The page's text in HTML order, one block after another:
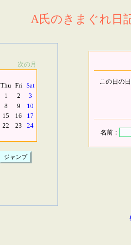
A氏のきまぐれ日
次の月
Thu Fri Sat
1
2
3
8 9
10
15 16
17
22 23
24
この日の
名前：